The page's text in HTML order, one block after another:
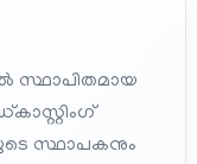
സ്ഥാപിതമായ
സ്ഥാപകനും